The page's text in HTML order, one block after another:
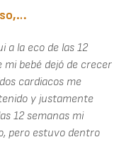
a la eco de las 12
bebé dejó de crecer
cardiacos me
y justamente
12 semanas mi
pero estuvo dentro